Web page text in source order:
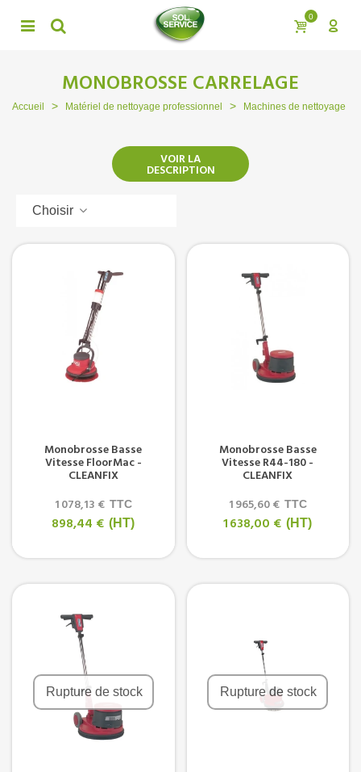
0
MONOBROSSE CARRELAGE
Accueil > Matériel de nettoyage professionnel > Machines de nettoyage
VOIR LA
DESCRIPTION
Choisir
Monobrosse Basse
Vitesse FloorMac -
CLEANFIX
1 078,13 € TTC
898,44 € (HT)
Monobrosse Basse
Vitesse R44-180 -
CLEANFIX
1 965,60 € TTC
1 638,00 € (HT)
Rupture de stock Rupture de stock